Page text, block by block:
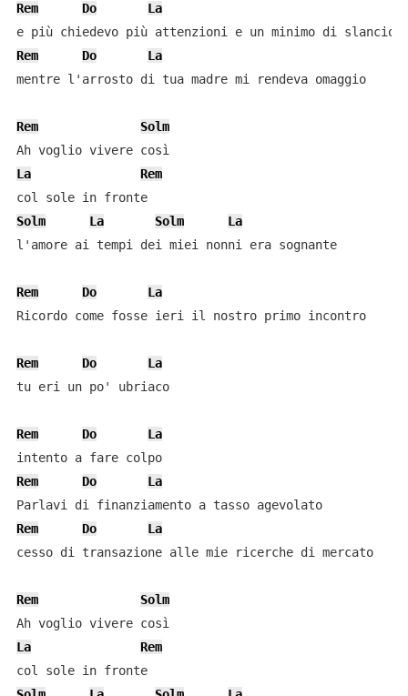
Rem
Do
La
Rem
Do
La
mentre l'arrosto di tua madre mi rendeva omaggio
Rem
Solm
La
Rem
col sole in fronte
Solm
La Solm
La
l'amore ai tempi dei miei nonni era sognante
Rem Do
La
Ricordo come fosse ieri il nostro primo incontro
Rem Do
La
tu eri un po' ubriaco
Rem Do
La
intento a fare colpo
Rem
Do
La
Parlavi di finanziamento a tasso agevolato
Rem
Do
La
cesso di transazione alle mie ricerche di mercato
Rem
Solm
La
Rem
col sole in fronte